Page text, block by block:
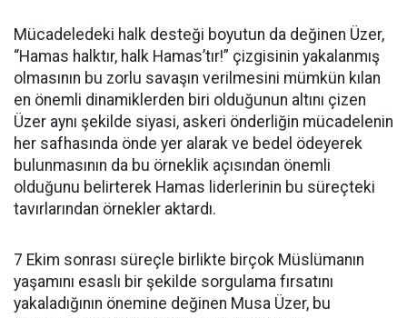
Mücadeledeki halk desteği boyutun da değinen Üzer,
“Hamas halktır, halk Hamas’tır!” çizgisinin yakalanmış
olmasının bu zorlu savaşın verilmesini mümkün kılan
en önemli dinamiklerden biri olduğunun altını çizen
Üzer aynı şekilde siyasi, askeri önderliğin mücadelenin
her safhasında önde yer alarak ve bedel ödeyerek
bulunmasının da bu örneklik açısından önemli
olduğunu belirterek Hamas liderlerinin bu süreçteki
tavırlarından örnekler aktardı.
7 Ekim sonrası süreçle birlikte birçok Müslümanın
yaşamını esaslı bir şekilde sorgulama fırsatını
yakaladığının önemine değinen Musa Üzer, bu